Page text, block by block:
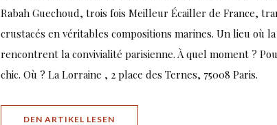
Rabah Guechoud, trois fois Meilleur Écailler de France,
crustacés en véritables compositions marines. Un lieu où
rencontrent la convivialité parisienne. À quel moment ?
chic. Où ? La Lorraine , 2 place des Ternes, 75008 Paris.
DEN ARTIKEL LESEN